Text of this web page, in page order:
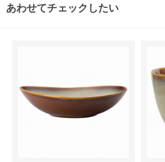
あわせてチェックしたい